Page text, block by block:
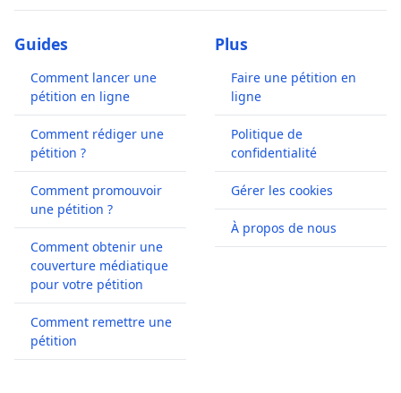
Guides
Comment lancer une
pétition en ligne
Comment rédiger une
pétition ?
Comment promouvoir
une pétition ?
Comment obtenir une
couverture médiatique
pour votre pétition
Comment remettre une
pétition
Plus
Faire une pétition en
ligne
Politique de
confidentialité
Gérer les cookies
À propos de nous